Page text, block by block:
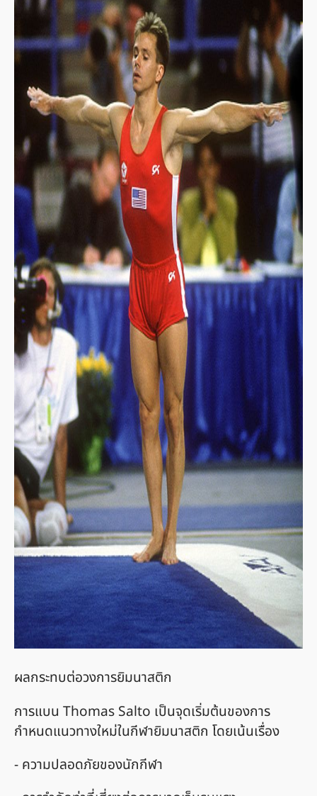
ผลกระทบต่อวงการยิมนาสติก
การแบน Thomas Salto เป็นจุดเริ่มต้นของการ
กำหนดแนวทางใหม่ในกีฬายิมนาสติก โดยเน้นเรื่อง
- ความปลอดภัยของนักกีฬา